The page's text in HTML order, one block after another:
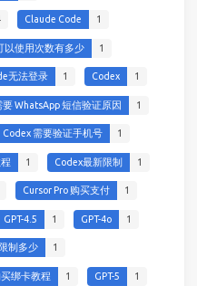
Claude Code 1
以使用次数有多少 1
无法登录 1 Codex 1
要 WhatsApp 短信验证原因 1
Codex 需要验证手机号 1
1 Codex最新限制 1
Cursor Pro 购买支付 1
GPT-4.5 1 GPT-4o 1
制多少 1
绑卡教程 1 GPT-5 1